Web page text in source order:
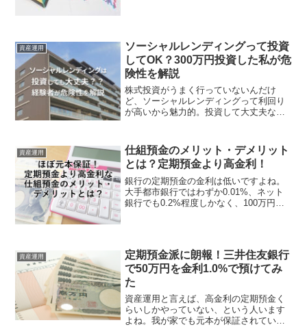
資産運用
ソーシャルレンディングって投資
してOK？300万円投資した私が危
険性を解説
株式投資がうまく行っていないんだけ
ど、ソーシャルレンディングって利回り
が高いから魅力的。投資して大丈夫なの
資産運用
仕組預金のメリット・デメリット
とは？定期預金より高金利！
銀行の定期預金の金利は低いですよね。
大手都市銀行ではわずか0.01%、ネット
銀行でも0.2%程度しかなく、100万円預
資産運用
定期預金派に朗報！三井住友銀行
で50万円を金利1.0%で預けてみ
た
資産運用と言えば、高金利の定期預金く
らいしかやっていない、という人います
よね。我が家でも元本が保証されている